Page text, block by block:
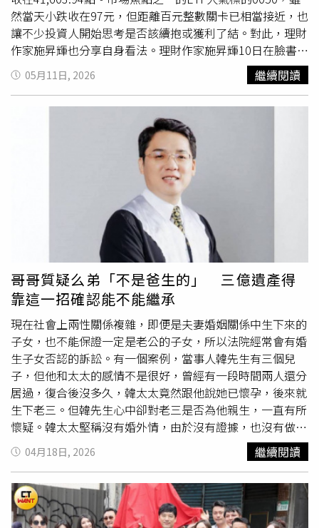
頭濃厚而不油膩，展現「素中之葷」的絕妙彈嫩口感；「山
野原翠．珍饌松露」則將頂級松露醬細膩拌炒入米飯，搭配
外酥內嫩的滷炸猴頭菇排，呈現味覺與飽足感的雙重饗宴。
甜點與飲品同樣驚豔，不加一滴牛奶、零化學黏著劑的「手
工豆乳冰淇淋」，以有機非基改黃豆與天然植物油打造綿密
香濃口感。特調咖啡委由專業烘豆師客製化烘焙；「186鮮
榨果汁」於榨汁前，將當季水果透過「UB-FINE活氧水機」
深層洗浸去除細菌與農藥殘留，且全程不加一滴水，濃縮整
顆水果的營養精華。作為青埔商圈第一座國際蔬食餐酒館
（Botanical & Vino），「186蔬食餐酒館」將飲食昇華為身
心靈的療癒旅程。當夜幕低垂，賓客可於通透窗景前，輕酌
以香草、果物特調的無酒精調飲（Mocktail），或是精選的
低酒精（Low-Alcohol）與葡萄酒，享受微醺的放鬆時光。
堅持純天然原型食物、不添加化學成分、不使用加工素料。
嚴選台灣有機猴頭菇、頂級松露醬等高貴食材，運用東西合
璧、世界風料理手法呈現精緻餐點。（圖片提供／中悦
ITC）高端環保科技導入 實踐零廢棄循環經濟實踐ESG循環
經濟，「186蔬食餐酒館」不僅透過純植物飲食呼應國際減
碳倡議（每人一日蔬食即可減碳2.4-3公斤），更於營運端
導入高端環保科技。採用MIT台灣精品智慧乾燥廚餘機，將
店內的邊角料與剩食進行105°C高溫殺菌與熟成烘乾，轉化
為肥沃的「淨萃生機土」，再無償回饋大自然，滋養更多花
木蔬菜生長，落實「零廢棄、從產地到餐桌再回歸大自然」
的善循環。在6月4日的開幕活動上，186蔬食餐酒館主廚團
隊帶領多位貴賓們以舉杯取代傳統剪綵，呼應品牌與環境共
生共榮的理念。「186蔬食餐酒館」的進駐，補足了青埔高
鐵特區在高端健康餐飲的版塊。從每一餐純淨的蔬食開始，
186蔬食餐酒館團隊，在八京建設的協助支持下，能為台灣
的餐飲與商辦市場，開啟一條兼具商業價值與社會責任的嶄
新道路。【186蔬食餐酒館】80－90人餐席，場地寬闊明
家活得長壽要活得快樂活得久，也需擁有一定資產。台灣人
壽策略長葉栢宏（右二起）、保發中心董事長黃泓智、中國
信託銀行副總經理尹志龍與主持人唐從聖，在贏領金融論壇
中分享彼此面臨「退休準備」的故事。（圖／台灣人壽提
供）保險局副局長蔡火炎則提出「高齡社會下保障新思
維」，他提到接下來65歲以上人口佔比已超過20％，保險
業思維轉變，未來沒有那麼多年輕人可以讓保險員招攬成為
新保戶，反而是要多照顧年長保戶，從保險規劃擴及到養老
服務。蔡火炎表示，保險業提供保障型、年金型、長照型、
小額終老險、醫療險等讓民眾將生活風險轉嫁且提早做退休
準備；同時也需有創新作法，保單活化，像是民眾覺得長照
險保費高，保險局鼓勵業者可以推出沒有死亡給付的長照
險，保險業務員角色也跟著轉換，從商品銷售到生活支持，
被動服務到主動守護，舉例說，可與醫療端合作提前讓保戶
做相關失智檢測，提供民眾多元選擇。台股去年漲了四成，
今年漲了五成，不到一年翻倍，台灣人壽策略長葉栢宏認為
潛在推動通膨，加上長壽社會醫療保健支出接近15％，相當
高，科技發展致醫療費上漲，掛號費也要漲價等；保險即是
對抗通膨一項很好商品，住院日額保障、防癌險重大疾病險
對抗醫療產生風險；意外險保險費低，是基本的保障配備
等。葉栢宏並進一步提到「保單連結養生村，抵減月租費或
保證金」保險新服務趨勢，台灣人壽子公司中信樂活將打造
全臺首創「校園式養生村」，預計2027年第一季開業，結
合居住、學習、社交跟生活支持功能的新形態退休場域，搭
配多元保險商品、健康樂活規劃師的關鍵後援，讓保單不僅
是財務保障，更延伸至健康、照護，提供退休生活的安心依
靠。台灣人壽連續七年舉辦贏領金融論壇，今年出席近300
人關注退休準備，顯示民眾相當關切此議題。（圖／台灣人
壽提供）「贏領金融論壇」卡司雲集，包括金管會副主委莊
琇媛、保險局副局長蔡火炎、前美國白宮暨國際貨幣基金組
然當天小跌收在97元，但距離百元整數關卡已相當接近，也
讓不少投資人開始思考是否該續抱或獲利了結。對此，理財
作家施昇輝也分享自身看法。理財作家施昇輝10日在臉書粉
絲專頁「
分享人生」發文，分享自己對ETF投資的看
法。他指出，多數散戶投資人之所以容易賠錢，往往與人性
有關。施昇輝表示，許多人在投資時容易出現「賺錢的股票
抱不住，急著獲利了結；賠錢的股票卻不願停損」的情況，
總是期待有朝一日能夠解套。他認為，這類心理因素往往才
是投資失敗的主因。他提到，0050與0056兩檔ETF，某種
程度上正好對應不同投資人的性格與需求。其中，0050因
股價長期成長性較高，容易讓部分投資人因帳面獲利而提前
賣出；相較之下，0056股價波動相對較小，且每季配發股
息，較容易讓投資人長期持有。施昇輝認為，「抱得住」才
是投資最重要的關鍵。他表示，如果投資人發現自己無法安
心長抱0050，其實也可以選擇加碼0056，以較符合自身心
理狀態的方式進行投資。他直言：「不要努力違反人性，才
能安心過日子。」相關言論曝光後，也引發不少網友討論。
「0050長期總報酬優於0056，兩者並非同等的最佳解方。
選擇0056雖然心理上比較舒適，但長期下來可能犧牲了不
少報酬。」、「存股就是要持續不斷的買進，然後不看股價
漲跌，長期持有。持續奇蹟，複利效應。」、「想當年要能
抱住，我現在就不用在這留言了」、「真的！最難克服的就
是人性」。另有網友指出，投資真正困難的並非選股，而是
能否長期持有。有留言表示，「賺錢三步驟是看對、重壓、
抱緊，但大多數人最後都敗在抱不住。」也有人認為，能夠
重壓的前提往往是分散型標的，若集中押注單一個股，心理
壓力相對更大。
05月11日, 2026 繼續閱讀
哥哥質疑么弟「不是爸生的」 三億遺產得
靠這一招確認能不能繼承
現在社會上兩性關係複雜，即便是夫妻婚姻關係中生下來的
子女，也不能保證一定是老公的子女，所以法院經常會有婚
生子女否認的訴訟。有一個案例，當事人韓先生有三個兒
子，但他和太太的感情不是很好，曾經有一段時間兩人還分
居過，復合後沒多久，韓太太竟然跟他說她已懷孕，後來就
生下老三。但韓先生心中卻對老三是否為他親生，一直有所
懷疑。韓太太堅稱沒有婚外情，由於沒有證據，也沒有做親
子關係鑑定。直到上個月，韓先生過世，這件事情就浮上檯
面，因為這涉及到後續三億多遺產的繼承權，為此韓家長子
不惜對老三提出訴訟，以保護遺產權利。如何突破「婚生推
定」的重圍韓先生的情況，可以從「法律推定」、「起訴時
效」二個關鍵維度來分析： 一、民法第1063條第1項的「婚
04月18日, 2026 繼續閱讀